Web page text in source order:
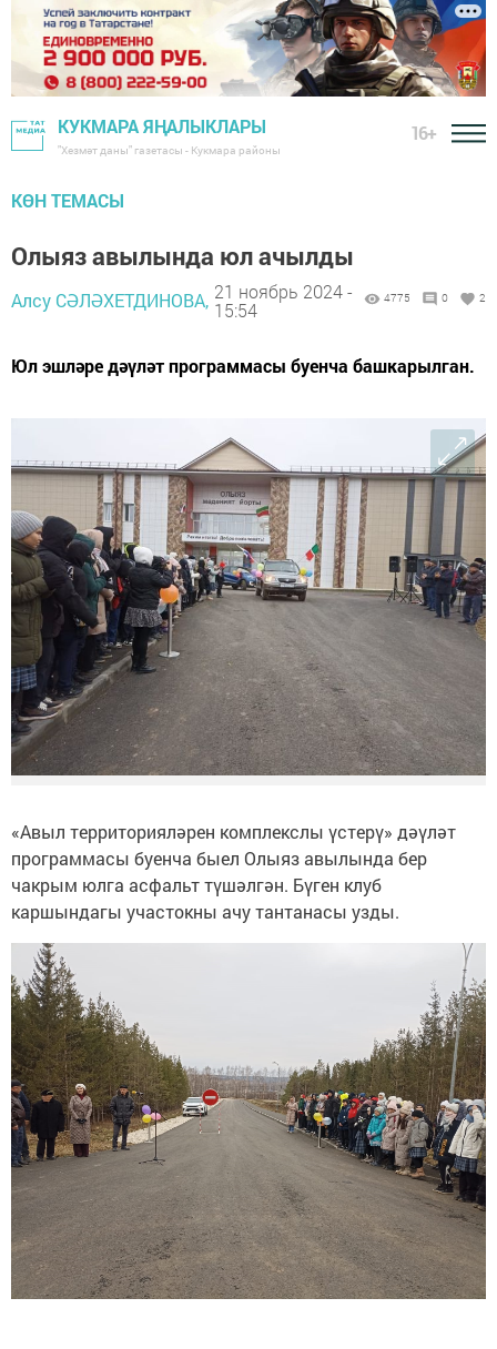
КУКМАРА ЯҢАЛЫКЛАРЫ
"Хезмәт даны" газетасы - Кукмара районы
16+
КӨН ТЕМАСЫ
Олыяз авылында юл ачылды
Алсу СӘЛӘХЕТДИНОВА, 21 ноябрь 2024 -
15:54
4775 0 2
Юл эшләре дәүләт программасы буенча башкарылган.
«Авыл территорияләрен комплекслы үстерү» дәүләт
программасы буенча быел Олыяз авылында бер
чакрым юлга асфальт түшәлгән. Бүген клуб
каршындагы участокны ачу тантанасы узды.